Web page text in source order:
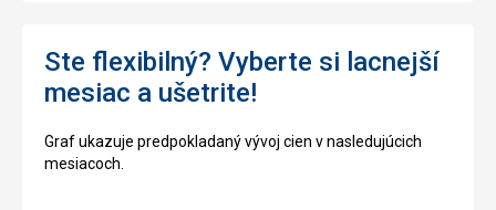
Ste flexibilný? Vyberte si lacnejší
mesiac a ušetrite!
Graf ukazuje predpokladaný vývoj cien v nasledujúcich
mesiacoch.